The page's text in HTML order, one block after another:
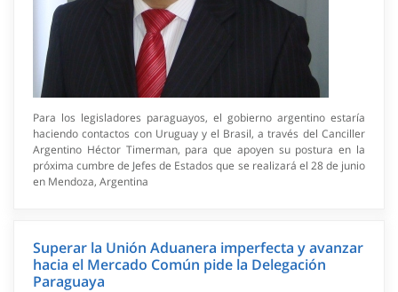
Para los legisladores paraguayos, el gobierno argentino estaría
haciendo contactos con Uruguay y el Brasil, a través del Canciller
Argentino Héctor Timerman, para que apoyen su postura en la
próxima cumbre de Jefes de Estados que se realizará el 28 de junio
en Mendoza, Argentina
Superar la Unión Aduanera imperfecta y avanzar
hacia el Mercado Común pide la Delegación
Paraguaya